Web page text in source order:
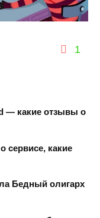
1
— какие отзывы о
сервисе, какие
Бедный олигарх